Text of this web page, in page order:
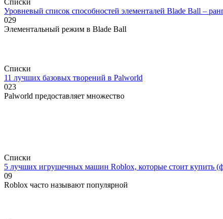
Уровневый список способностей элементалей Blade Ball –
029
Элементальный режим в Blade Ball
Списки
11 лучших базовых творений в Palworld
023
Palworld предоставляет множество
Списки
5 лучших игрушечных машин Roblox, которые стоит купить
09
Roblox часто называют популярной